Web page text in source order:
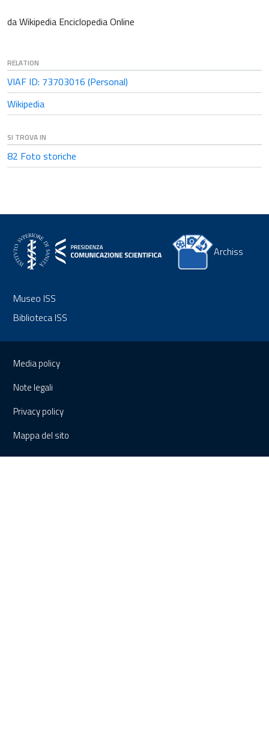
da Wikipedia Enciclopedia Online
RELATION
VIAF ID: 73703016 (Personal)
Wikipedia
SI TROVA IN
82 Foto storiche
Archiss
Museo ISS
Biblioteca ISS
Media policy
Note legali
Privacy policy
Mappa del sito